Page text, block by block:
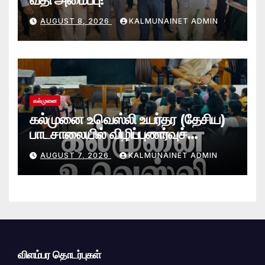
AUGUST 8, 2026 KALMUNAINET ADMIN
கல்முனை
கல்முனை உவெஸ்லி உயர்தர (தேசிய)
பாடசாலையில் விழிப்புணர்வுச்
செயலமர்வு
AUGUST 7, 2026 KALMUNAINET ADMIN
விளம்பர தொடர்புகள்